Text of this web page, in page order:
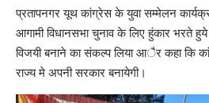
प्रतापनगर यूथ कांग्रेस के युवा सम्मेलन
आगामी विधानसभा चुनाव के लिए हुंकार भरते
विजयी बनाने का संकल्प लिया आैर कहा कि
राज्य मे अपनी सरकार बनायेगी।